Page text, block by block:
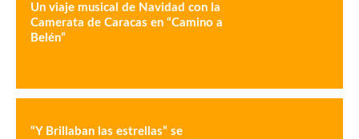
Un viaje musical de Navidad con la
Camerata de Caracas en “Camino a
Belén”
“Y Brillaban las estrellas” se